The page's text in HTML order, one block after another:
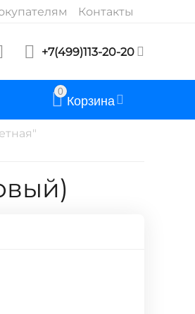
Контакты
+7(499)113-20-20
0 Корзина